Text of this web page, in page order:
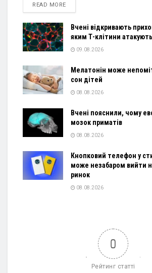
READ MOREDETAILS
Вчені відкривають
яким Т-клітини
09.08.2026
Мелатонін може
сон дітей
08.08.2026
Вчені пояснили, чому
мозок приматів
08.08.2026
Кнопковий телефон у
може незабаром вийти
ринок
08.08.2026
0
Рейтинг статті